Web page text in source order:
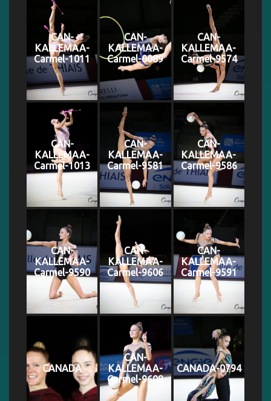
CAN-
KALLEMAA-
Carmel-1011
CAN-
KALLEMAA-
Carmel-0089
CAN-
KALLEMAA-
Carmel-9574
CAN-
KALLEMAA-
Carmel-1013
CAN-
KALLEMAA-
Carmel-9581
CAN-
KALLEMAA-
Carmel-9586
CAN-
KALLEMAA-
Carmel-9590
CAN-
KALLEMAA-
Carmel-9606
CAN-
KALLEMAA-
Carmel-9591
CANADA
CAN-
KALLEMAA-
Carmel-9608
CANADA-0794